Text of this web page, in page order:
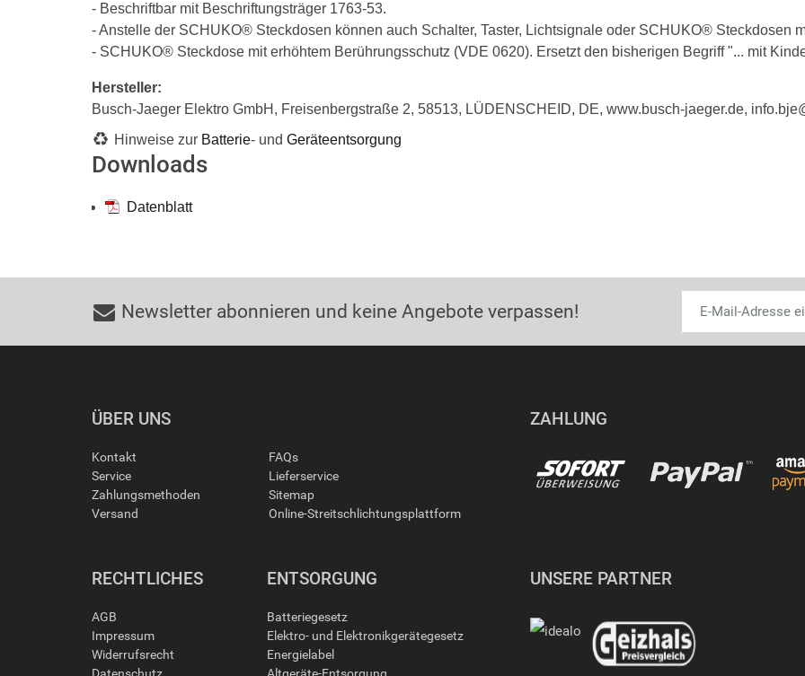
- Beschriftbar mit Beschriftungsträger 1763-53.
- Anstelle der SCHUKO® Steckdosen können auch Schalter, Taster, Lichtsignale oder SCHUKO® Steckdosen
- SCHUKO® Steckdose mit erhöhtem Berührungsschutz (VDE 0620). Ersetzt den bisherigen Begriff "... mit
Hersteller:
Busch-Jaeger Elektro GmbH, Freisenbergstraße 2, 58513, LÜDENSCHEID, DE, www.busch-jaeger.de,
Hinweise zur Batterie- und Geräteentsorgung
Downloads
Datenblatt
Newsletter abonnieren und keine Angebote verpassen!
ÜBER UNS
Kontakt
Service
Zahlungsmethoden
Versand
FAQs
Lieferservice
Sitemap
Online-Streitschlichtungsplattform
ZAHLUNG
RECHTLICHES
AGB
Impressum
Widerrufsrecht
ENTSORGUNG
Batteriegesetz
Elektro- und Elektronikgerätegesetz
Energielabel
UNSERE PARTNER